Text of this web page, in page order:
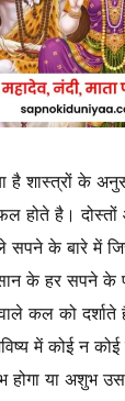
है शास्त्रों के
होते है।
सपने के बारे में
के हर सपने के
कल को दर्शाते
में कोई न
या अशुभ